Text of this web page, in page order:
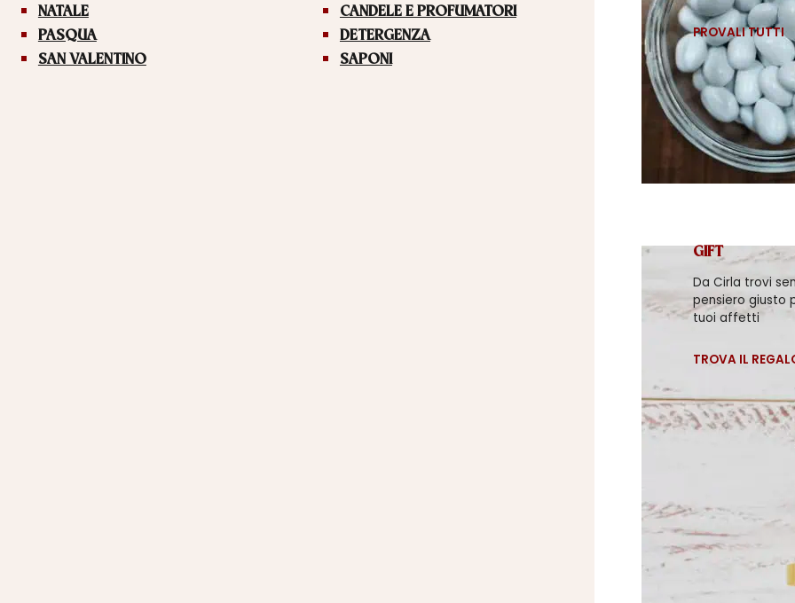
NATALE
PASQUA
SAN VALENTINO
CANDELE E PROFUMATORI
DETERGENZA
SAPONI
PROVALI TUTTI
GIFT
Da Cirla trovi
pensiero giusto
tuoi affetti
TROVA IL